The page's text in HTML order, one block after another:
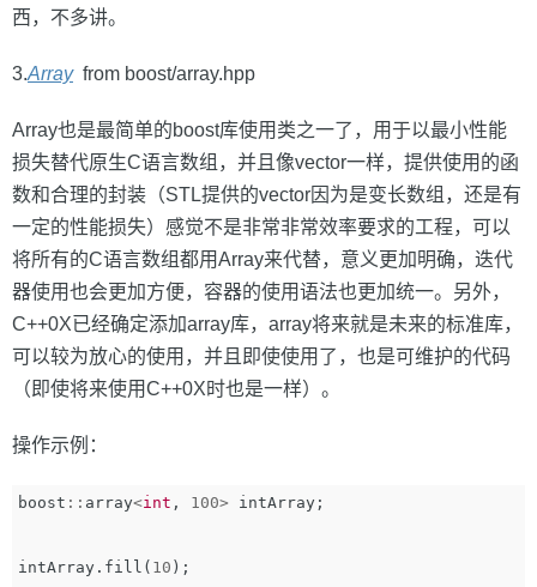
西，不多讲。
3.Arrayfrom boost/array.hpp
Array也是最简单的boost库使用类之一了，用于以最小性能
损失替代原生C语言数组，并且像vector一样，提供使用的函
数和合理的封装（STL提供的vector因为是变长数组，还是有
一定的性能损失）感觉不是非常非常效率要求的工程，可以
将所有的C语言数组都用Array来代替，意义更加明确，迭代
器使用也会更加方便，容器的使用语法也更加统一。另外，
C++0X已经确定添加array库，array将来就是未来的标准库，
可以较为放心的使用，并且即使使用了，也是可维护的代码
（即使将来使用C++0X时也是一样）。
操作示例：
boost :: array<int , 100> intArray ;
intArray . fill ( 10 );